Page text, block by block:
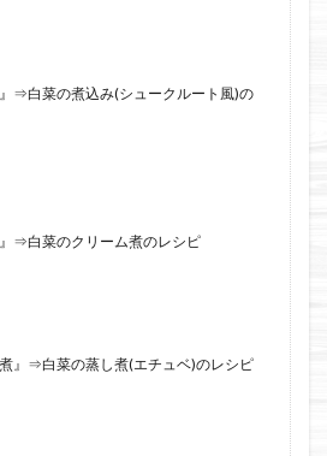
⇒白菜の煮込み(シュークルート風)の
⇒白菜のクリーム煮のレシピ
』⇒白菜の蒸し煮(エチュベ)のレシピ